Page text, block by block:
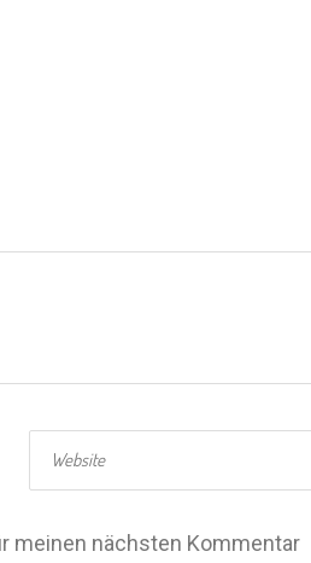
meinen nächsten Kommentar